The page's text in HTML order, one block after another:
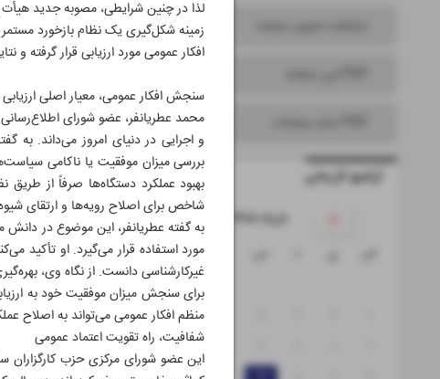
لذا در چنین شرایطی، مصوبه جدید
زمینه شکل‌گیری یک نظام بازخورد
افکار عمومی مورد ارزیابی قرار گرفته
سنجش افکار عمومی، معیار اصلی
محمد عطریانفر، عضو شورای
و اجرایی در دنیای امروز می‌داند. به
بررسی میزان موفقیت یا ناکامی
بهبود عملکرد دستگاه‌ها صرفاً از
شاخص برای اصلاح رویه‌ها و ارتقای
به گفته عطریانفر، این موضوع در دانش
مورد استفاده قرار می‌گیرد. او تأکید
غیرکارشناسی دانست. از نگاه وی،
برای سنجش میزان موفقیت خود به
منظم افکار عمومی می‌تواند به اصلاح
شفافیت، راه تقویت اعتماد عمومی
این عضو شورای مرکزی حزب کارگزاران
آرشیو تاریخی
۱۴۰۵ خرداد
پ ج
۱
۷
۸
۱۴
۱۵